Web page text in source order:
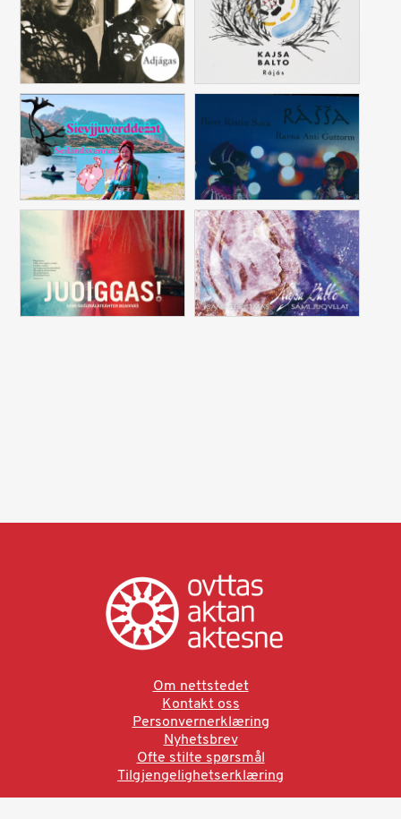
Om nettstedet
Kontakt oss
Personvernerklæring
Nyhetsbrev
Ofte stilte spørsmål
Tilgjengelighetserklæring